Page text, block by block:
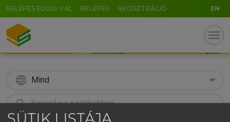
BELÉPÉS EDUID-VAL BELÉPÉS REGISZTRÁCIÓ EN
menu
language Mind
search
SÜTIK LISTÁJA